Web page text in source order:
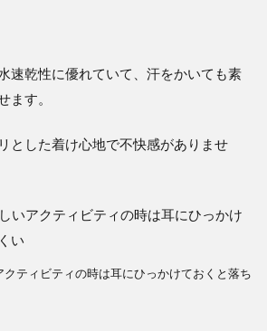
速乾性に優れていて、汗をかいても素
ます。
とした着け心地で不快感がありませ
ティビティの時は耳にひっかけておくと落ち